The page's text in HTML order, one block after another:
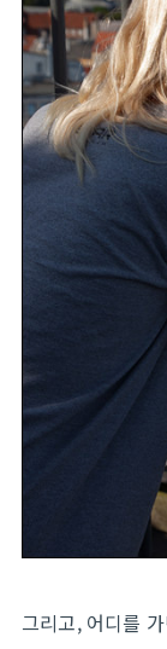
그리고, 어디를